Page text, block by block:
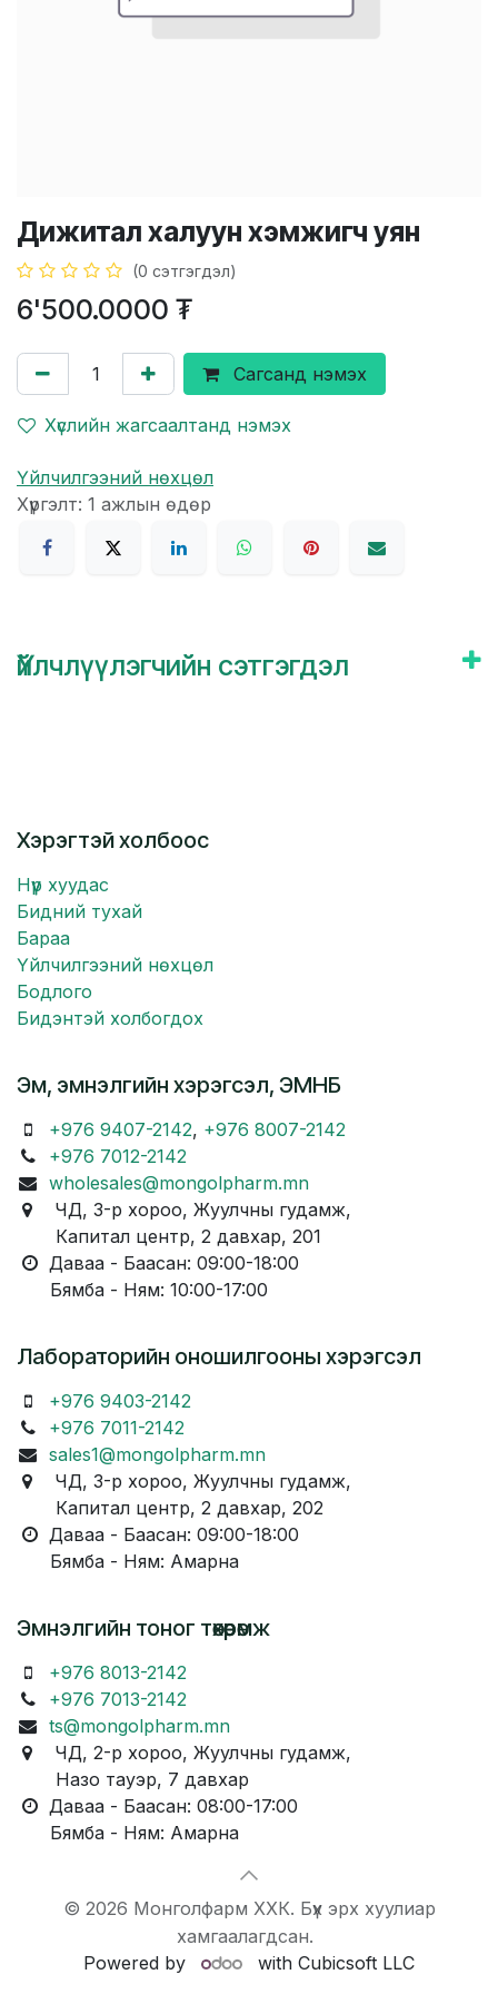
Дижитал халуун хэмжигч уян
(0 сэтгэгдэл)
6'500.0000 ₮
Сагсанд нэмэх
Хүслийн жагсаалтанд нэмэх
Үйлчилгээний нөхцөл
Хүргэлт: 1 ажлын өдөр
Үйлчлүүлэгчийн сэтгэгдэл
Хэрэгтэй холбоос
Нүүр хуудас
Бидний тухай
Бараа
Үйлчилгээний нөхцөл
Бодлого
Бидэнтэй холбогдох
Эм, эмнэлгийн хэрэгсэл, ЭМНБ
+976 9407-2142, +976 8007-2142
+976 7012-2142
wholesales@mongolpharm.mn
ЧД, 3-р хороо, Жуулчны гудамж,
Капитал центр, 2 давхар, 201
Даваа - Баасан: 09:00-18:00
Бямба - Ням: 10:00-17:00
Лабораторийн оношилгооны хэрэгсэл
+976 9403-2142
+976 7011-2142
sales1@mongolpharm.mn
ЧД, 3-р хороо, Жуулчны гудамж,
Капитал центр, 2 давхар, 202
Даваа - Баасан: 09:00-18:00
Бямба - Ням: Амарна
Эмнэлгийн тоног төхөөрөмж
+976 8013-2142
+976 7013-2142
ts@mongolpharm.mn
ЧД, 2-р хороо, Жуулчны гудамж,
Назо тауэр, 7 давхар
Даваа - Баасан: 08:00-17:00
Бямба - Ням: Амарна
© 2026 Монголфарм ХХК. Бүх эрх хуулиар
хамгаалагдсан.
Powered by
with Cubicsoft LLC